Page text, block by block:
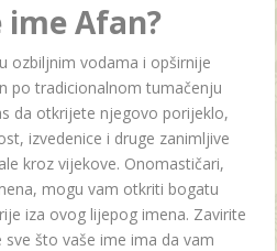
Afan?
ozbiljnim vodama i opširnije
po tradicionalnom tumačenju
da otkrijete njegovo porijeklo,
izvedenice i druge zanimljive
kroz vijekove. Onomastičari,
mogu vam otkriti bogatu
iza ovog lijepog imena. Zavirite
što vaše ime ima da vam